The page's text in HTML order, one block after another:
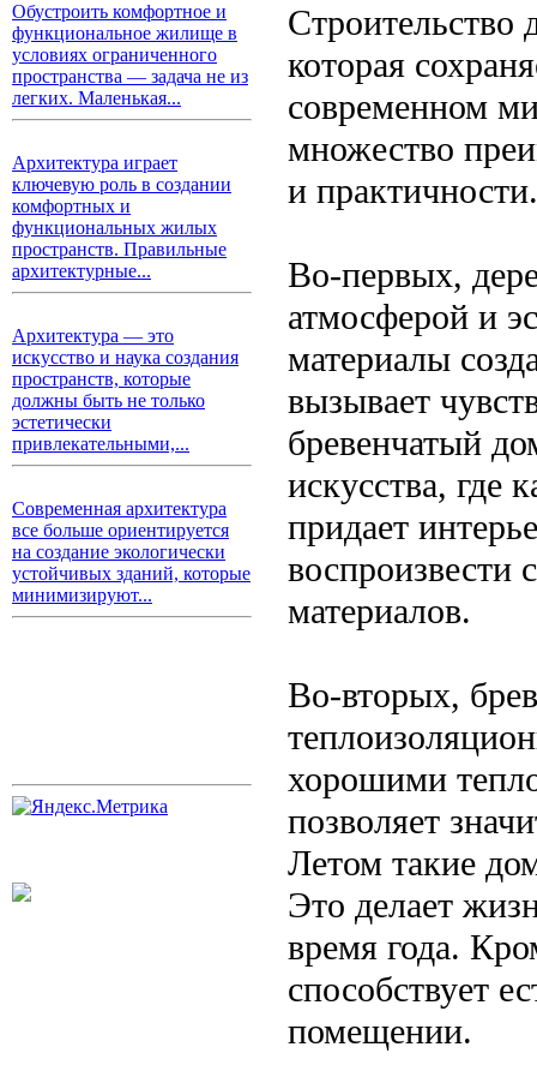
Обустроить комфортное и
функциональное жилище в
условиях ограниченного
пространства — задача не из
легких. Маленькая...
Архитектура играет
ключевую роль в создании
комфортных и
функциональных жилых
пространств. Правильные
архитектурные...
Архитектура — это
искусство и наука создания
пространств, которые
должны быть не только
эстетически
привлекательными,...
Современная архитектура
все больше ориентируется
на создание экологически
устойчивых зданий, которые
минимизируют...
Строительство
которая
современном
множество
и практичности.
Во-первых,
атмосферой и
материалы
вызывает
бревенчатый
искусства, где
придает
воспроизвести
материалов.
Во-вторых,
хорошими
позволяет
Летом такие
Это делает
время года.
способствует
помещении.